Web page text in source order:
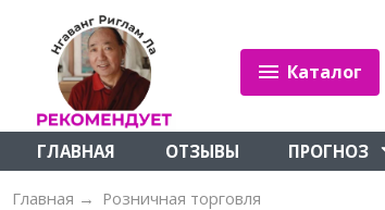
Каталог
ГЛАВНАЯ ОТЗЫВЫ ПРОГНОЗ
Главная → Розничная торговля